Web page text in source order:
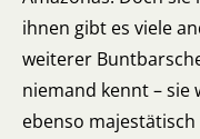
ihnen gibt es viele
weiterer
niemand kennt – sie
ebenso